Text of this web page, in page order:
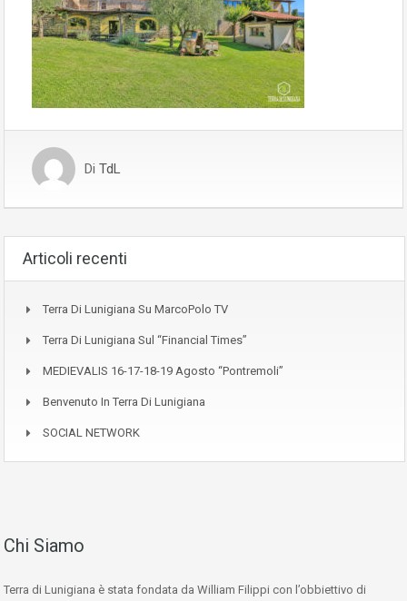
Di TdL
Articoli recenti
Terra Di Lunigiana Su MarcoPolo TV
Terra Di Lunigiana Sul “Financial Times”
MEDIEVALIS 16-17-18-19 Agosto “Pontremoli”
Benvenuto In Terra Di Lunigiana
SOCIAL NETWORK
Chi Siamo
Terra di Lunigiana è stata fondata da William Filippi con l’obbiettivo di